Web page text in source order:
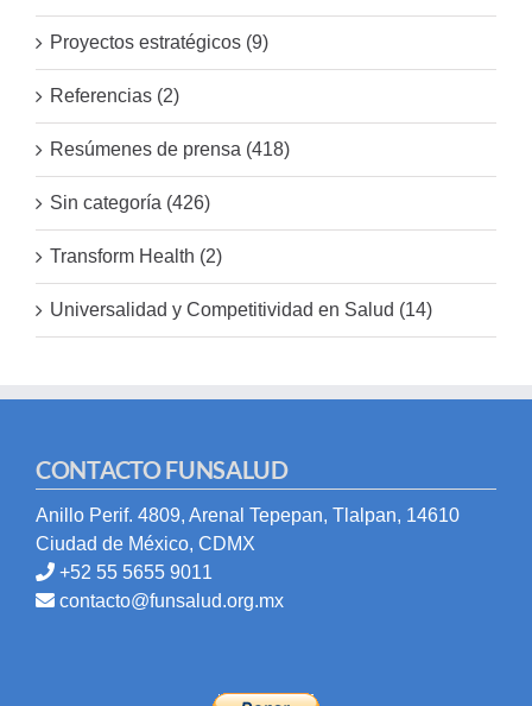
Proyectos estratégicos (9)
Referencias (2)
Resúmenes de prensa (418)
Sin categoría (426)
Transform Health (2)
Universalidad y Competitividad en Salud (14)
CONTACTO FUNSALUD
Anillo Perif. 4809, Arenal Tepepan, Tlalpan, 14610
Ciudad de México, CDMX
+52 55 5655 9011
contacto@funsalud.org.mx